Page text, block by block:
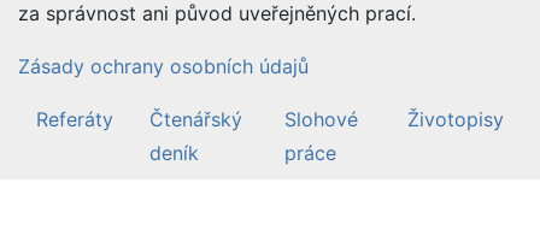
za správnost ani původ uveřejněných prací.
Zásady ochrany osobních údajů
Referáty
Čtenářský
deník
Slohové
práce
Životopisy